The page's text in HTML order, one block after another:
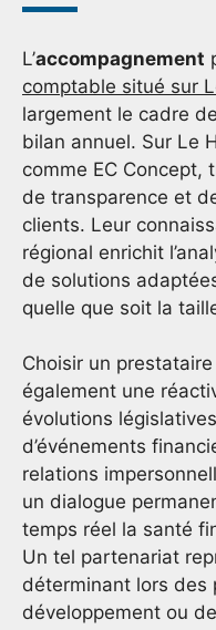
L’accompagnement
comptable situé sur
largement le cadre
bilan annuel. Sur Le
comme EC Concept,
de transparence et
clients. Leur
régional enrichit
de solutions
quelle que soit la
Choisir un
également une
évolutions
d’événements
relations
un dialogue
temps réel la santé
Un tel partenariat
déterminant lors des
développement ou